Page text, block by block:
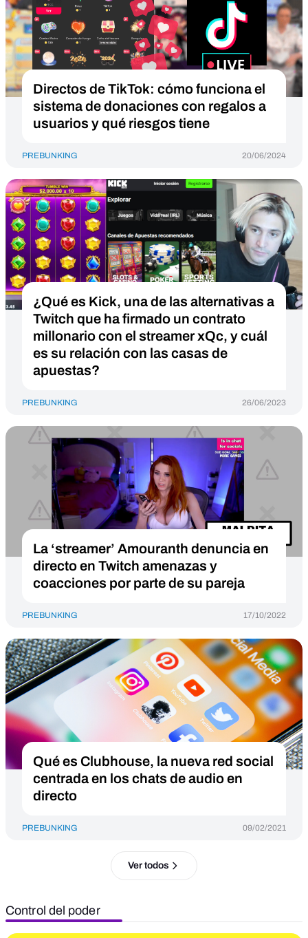
Directos de TikTok: cómo funciona el
sistema de donaciones con regalos a
usuarios y qué riesgos tiene
PREBUNKING 20/06/2024
¿Qué es Kick, una de las alternativas a
Twitch que ha firmado un contrato
millonario con el streamer xQc, y cuál
es su relación con las casas de
apuestas?
PREBUNKING 26/06/2023
La ‘streamer’ Amouranth denuncia en
directo en Twitch amenazas y
coacciones por parte de su pareja
PREBUNKING 17/10/2022
Qué es Clubhouse, la nueva red social
centrada en los chats de audio en
directo
PREBUNKING 09/02/2021
Ver todos
Control del poder